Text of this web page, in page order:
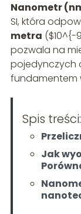
Nanometr
SI, która
metra ($10^{-
pozwala na
pojedynczych
fundamentem
Spis treści:
Jak